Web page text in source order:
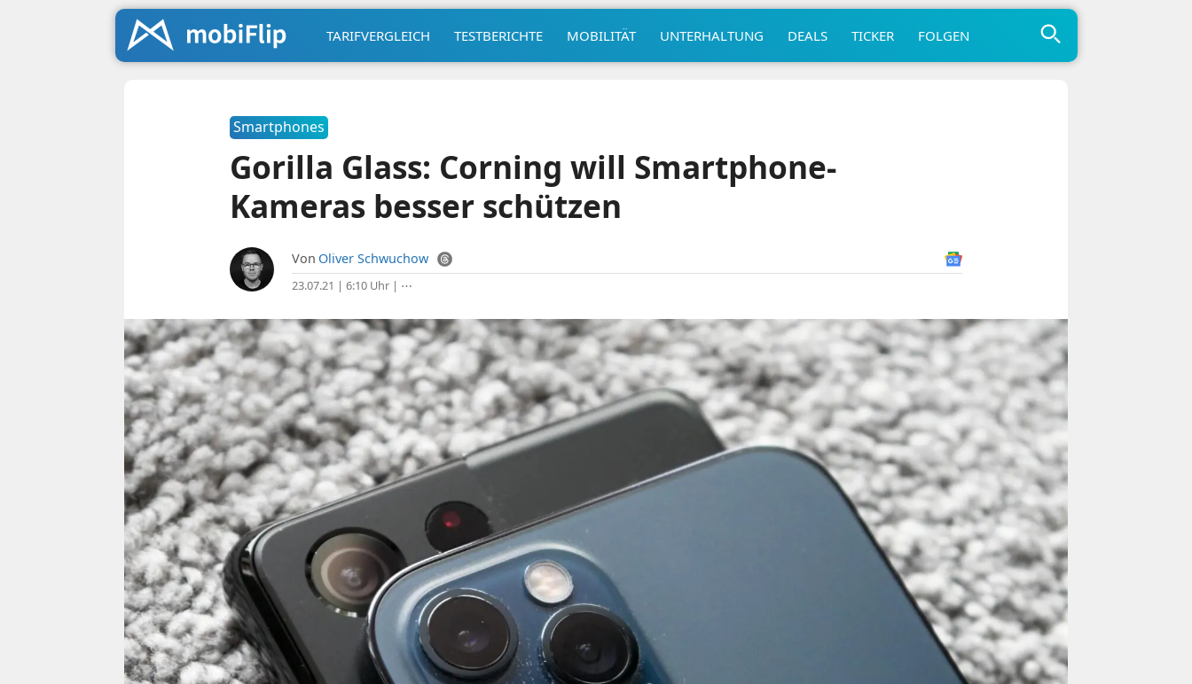
TARIFVERGLEICH TESTBERICHTE MOBILITÄT UNTERHALTUNG DEALS TICKER FOLGEN
Smartphones
Gorilla Glass: Corning will Smartphone-
Kameras besser schützen
Von Oliver Schwuchow
23.07.21 | 6:10 Uhr| ⋯